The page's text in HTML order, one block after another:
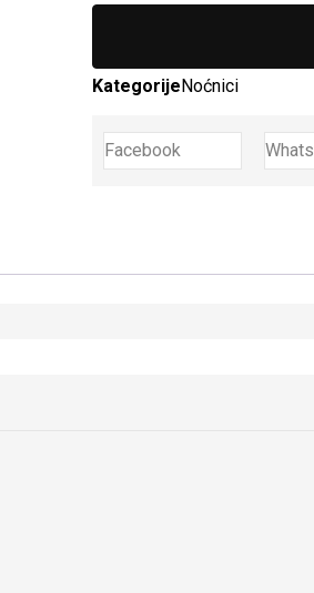
KategorijeNoćnici
Facebook